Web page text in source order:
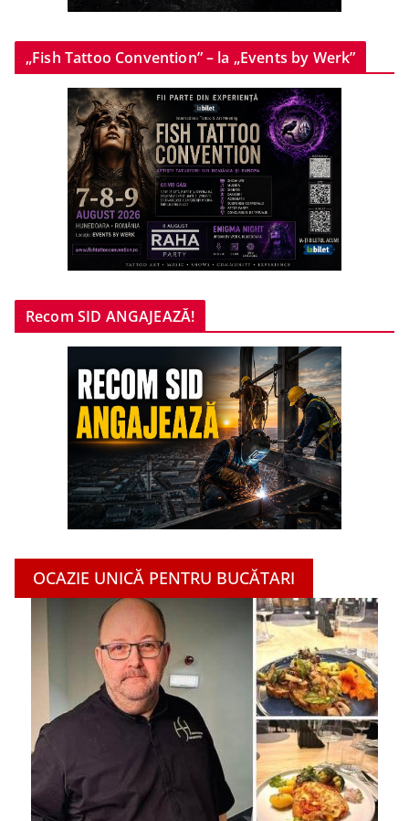
„Fish Tattoo Convention” – la „Events by Werk”
Recom SID ANGAJEAZĂ!
OCAZIE UNICĂ PENTRU BUCĂTARI